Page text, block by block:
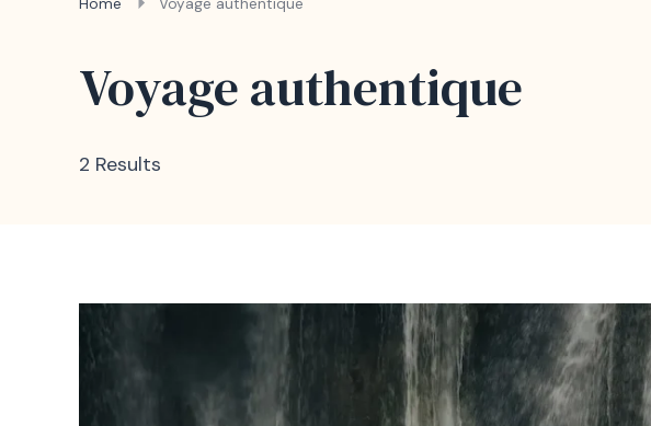
Voyage authentique
2 Results